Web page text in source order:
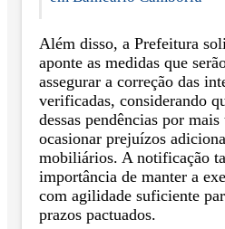
Além disso, a Prefeitura
aponte as medidas que
assegurar a correção das
verificadas, considerando
dessas pendências por
ocasionar prejuízos
mobiliários. A notificação
importância de manter a
com agilidade suficiente
prazos pactuados.